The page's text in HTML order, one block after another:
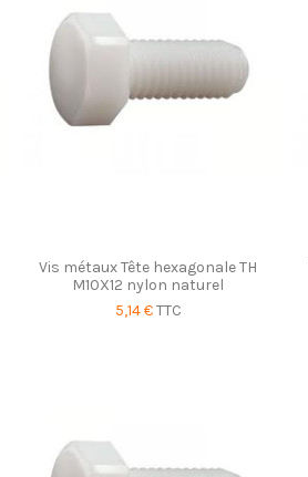
Vis métaux Tête hexagonale TH
M10X12 nylon naturel
5,14 €TTC